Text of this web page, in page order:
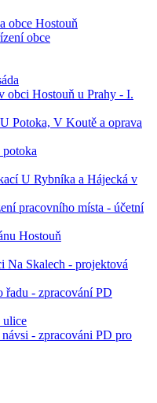
obce Hostouň
obce
obci Hostouň u Prahy - I.
Potoka, V Koutě a oprava
U Rybníka a Hájecká v
pracovního místa - účetní
Hostouň
Na Skalech - projektová
řadu - zpracování PD
ulice
- zpracováni PD pro